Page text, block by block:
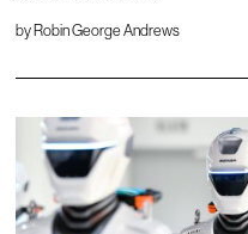
by Robin George Andrews